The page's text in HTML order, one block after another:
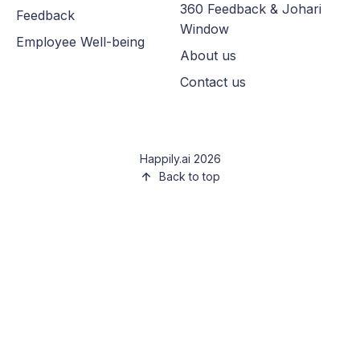
Feedback
Employee Well-being
360 Feedback & Johari
Window
About us
Contact us
Happily.ai 2026
Back to top